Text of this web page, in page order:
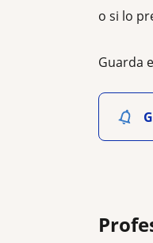
o si lo
Guarda